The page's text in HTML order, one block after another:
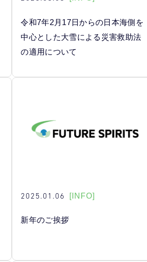
令和7年2月17日からの日本海側を
中心とした大雪による災害救助法
の適用について
2025.01.06 [INFO]
新年のご挨拶